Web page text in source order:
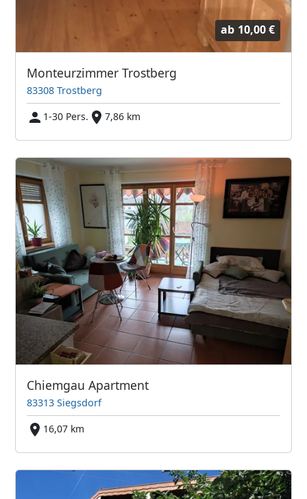
ab 10,00 €
Monteurzimmer Trostberg
83308 Trostberg
1-30 Pers.
7,86 km
Chiemgau Apartment
83313 Siegsdorf
16,07 km